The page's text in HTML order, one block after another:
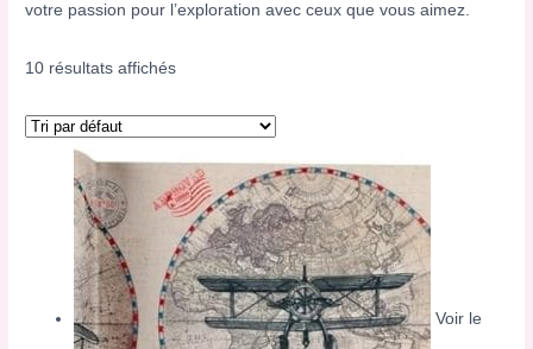
votre passion pour l’exploration avec ceux que vous aimez.
10 résultats affichés
Voir le